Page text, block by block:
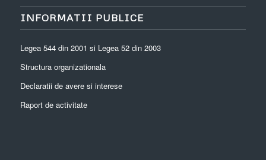
INFORMATII PUBLICE
Legea 544 din 2001 si Legea 52 din 2003
Structura organizationala
Declaratii de avere si interese
Raport de activitate